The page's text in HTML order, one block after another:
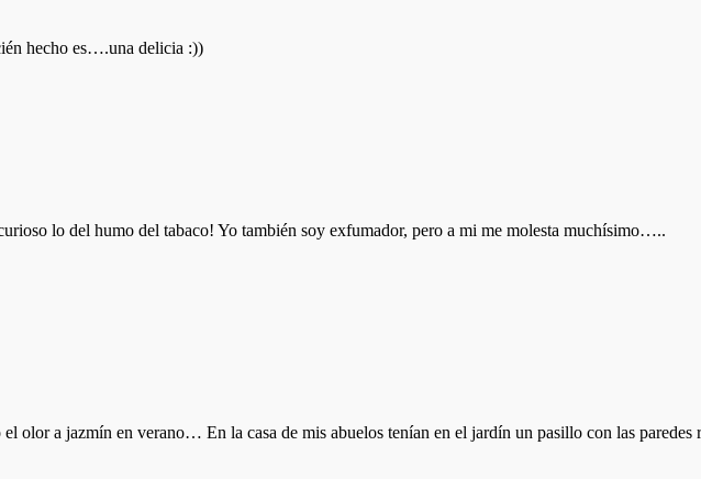
hecho es….una delicia :))
lo del humo del tabaco! Yo también soy exfumador, pero a mi me molesta muchísimo…..
olor a jazmín en verano… En la casa de mis abuelos tenían en el jardín un pasillo con las paredes